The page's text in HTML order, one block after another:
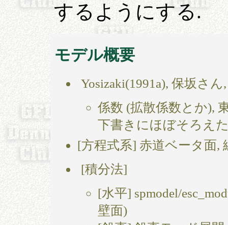
するようにする.
モデル概要
Yosizaki(1991a), 保坂さ
係数 (拡散係数とか),
下書きにほぼそろえ
[方程式系] 赤道ベータ面,
[積分法]
[水平] spmodel/
壁面)